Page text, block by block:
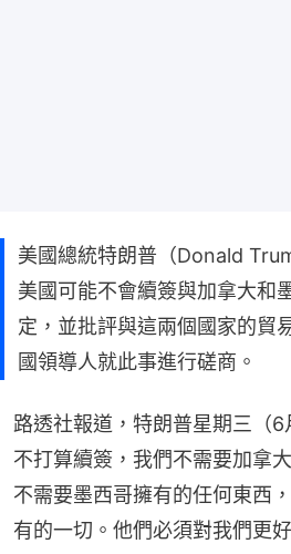
美國總統特朗普（Donald
美國可能不會續簽與加拿大和
定，並批評與這兩個國家的貿
國領導人就此事進行磋商。
路透社報道，特朗普星期三（
不打算續簽，我們不需要加拿
不需要墨西哥擁有的任何東西
有的一切。他們必須對我們更好